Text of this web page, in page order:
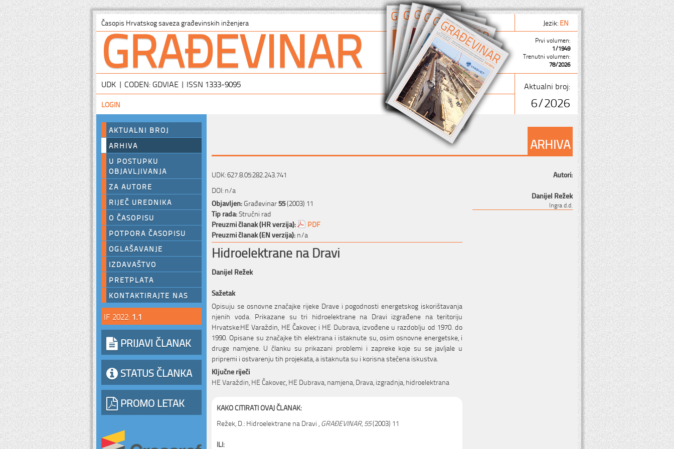
Časopis Hrvatskog saveza građevinskih inženjera Jezik:EN
GRAĐEVINAR
Prvi volumen:
1/1949
Trenutni volumen:
78/2026
UDK | CODEN: GDVIAE | ISSN 1333-9095 Aktualni broj:
6/2026
LOGIN
AKTUALNI BROJ
ARHIVA
U POSTUPKU
OBJAVLJIVANJA
ZA AUTORE
RIJEČ UREDNIKA
O ČASOPISU
POTPORA ČASOPISU
OGLAŠAVANJE
IZDAVAŠTVO
PRETPLATA
KONTAKTIRAJTE NAS
IF 2022: 1.1
PRIJAVI ČLANAK
STATUS ČLANKA
PROMO LETAK
ARHIVA
UDK: 627.8.05:282.243.741
DOI: n/a
Objavljen:Građevinar55(2003) 11
Tip rada:Stručni rad
Preuzmi članak (HR verzija):
PDF
Preuzmi članak (EN verzija):n/a
Hidroelektrane na Dravi
Danijel Režek
Sažetak
Opisuju se osnovne značajke rijeke Drave i pogodnosti energetskog iskorištavanja
njenih voda. Prikazane su tri hidroelektrane na Dravi izgrađene na teritoriju
Hrvatske:HE Varaždin, HE Čakovec i HE Dubrava, izvođene u razdoblju od 1970. do
1990. Opisane su značajke tih elektrana i istaknute su, osim osnovne energetske, i
druge namjene. U članku su prikazani problemi i zapreke koje su se javljale u
pripremi i ostvarenju tih projekata, a istaknuta su i korisna stečena iskustva.
Ključne riječi
HE Varaždin, HE Čakovec, HE Dubrava, namjena, Drava, izgradnja, hidroelektrana
KAKO CITIRATI OVAJ ČLANAK:
Režek, D.: Hidroelektrane na Dravi , GRAĐEVINAR, 55(2003) 11
ILI:
Autori:
Danijel Režek
Ingra d.d.